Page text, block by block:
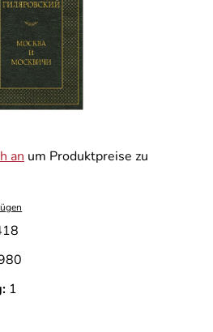
an um Produktpreise zu
1